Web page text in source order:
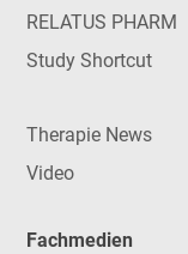
RELATUS PHARM
Study Shortcut
Therapie News
Video
Fachmedien